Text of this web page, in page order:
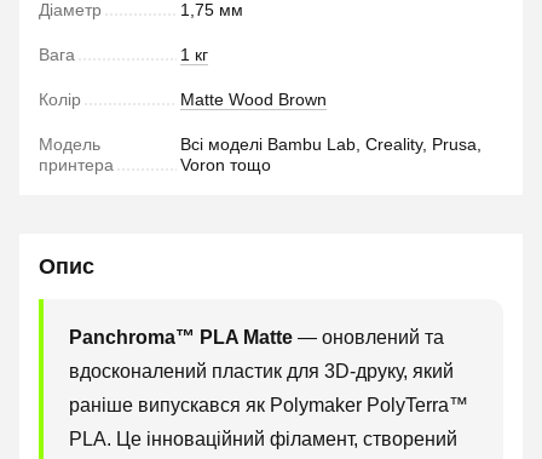
Діаметр 1,75 мм
Вага 1 кг
Колір Matte Wood Brown
Модель
принтера
Всі моделі Bambu Lab, Creality, Prusa,
Voron тощо
Опис
Panchroma™ PLA Matte — оновлений та
вдосконалений пластик для 3D-друку, який
раніше випускався як Polymaker PolyTerra™
PLA. Це інноваційний філамент, створений